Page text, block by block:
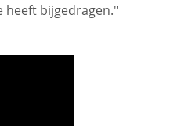
heeft bijgedragen."